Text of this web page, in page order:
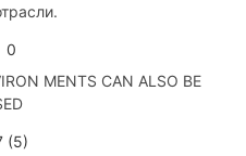
MENTS CAN ALSO BE